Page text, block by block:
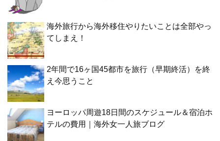
海外旅行から海外移住やりたいことは全部やっ
てしまえ！
2年間で16ヶ国45都市を旅行（早期終活）を終
え今思うこと
ヨーロッパ周遊18日間のスケジュール＆宿泊ホ
テルの費用｜海外女一人旅ブログ